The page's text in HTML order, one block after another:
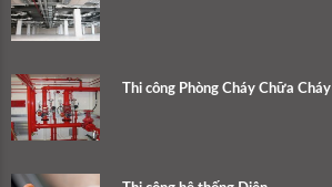
Thi công Phòng Cháy Chữa Cháy